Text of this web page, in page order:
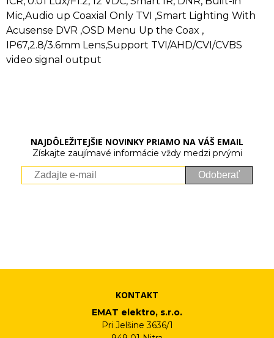
Mic,Audio up Coaxial Only TVI ,Smart Lighting With
Acusense DVR ,OSD Menu Up the Coax ,
IP67,2.8/3.6mm Lens,Support TVI/AHD/CVI/CVBS
video signal output
NAJDÔLEŽITEJŠIE NOVINKY PRIAMO NA VÁŠ EMAIL
Získajte zaujímavé informácie vždy medzi prvými
Odoberať
KONTAKT
EMAT elektro, s.r.o.
Pri Jelšine 3636/1